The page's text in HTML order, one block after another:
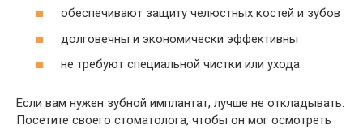
обеспечивают защиту челюстных костей и зубов
долговечны и экономически эффективны
не требуют специальной чистки или ухода
Если вам нужен зубной имплантат, лучше не откладывать.
Посетите своего стоматолога, чтобы он мог осмотреть